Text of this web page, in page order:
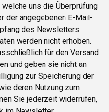
uns die Überprüfung
der angegebenen E-Mail-
des Newsletters
werden nicht erhoben.
für den Versand
und geben sie nicht an
zur Speicherung der
deren Nutzung zum
Sie jederzeit widerrufen,